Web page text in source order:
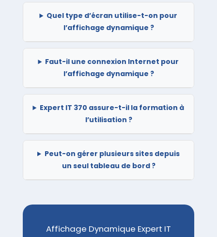
Quel type d’écran utilise-t-on pour
l’affichage dynamique ?
Faut-il une connexion Internet pour
l’affichage dynamique ?
Expert IT 370 assure-t-il la formation à
l’utilisation ?
Peut-on gérer plusieurs sites depuis
un seul tableau de bord ?
Affichage Dynamique Expert IT